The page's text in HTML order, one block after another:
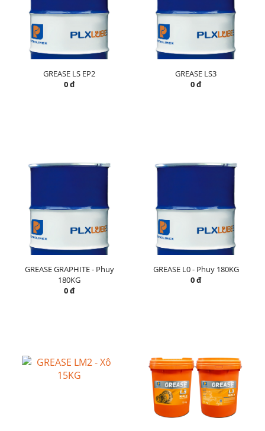
GREASE LS EP2
0 đ
GREASE LS3
0 đ
GREASE GRAPHITE - Phuy
180KG
0 đ
GREASE L0 - Phuy 180KG
0 đ